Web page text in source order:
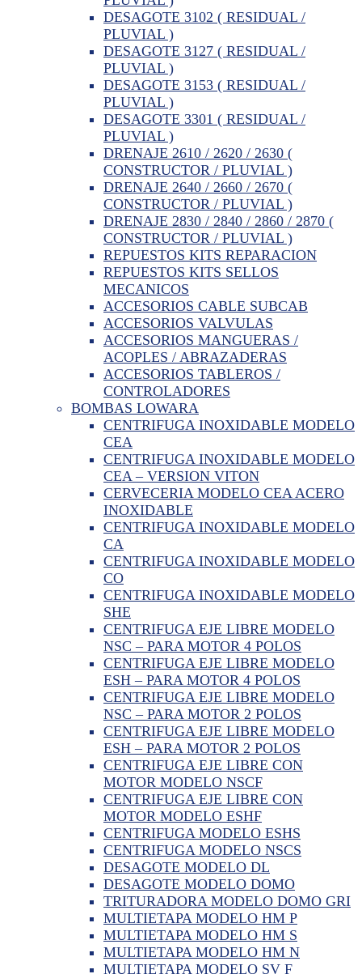
DESAGOTE 3102 ( RESIDUAL /
PLUVIAL )
DESAGOTE 3127 ( RESIDUAL /
PLUVIAL )
DESAGOTE 3153 ( RESIDUAL /
PLUVIAL )
DESAGOTE 3301 ( RESIDUAL /
PLUVIAL )
DRENAJE 2610 / 2620 / 2630 (
CONSTRUCTOR / PLUVIAL )
DRENAJE 2640 / 2660 / 2670 (
CONSTRUCTOR / PLUVIAL )
DRENAJE 2830 / 2840 / 2860 / 2870 (
CONSTRUCTOR / PLUVIAL )
REPUESTOS KITS REPARACION
REPUESTOS KITS SELLOS
MECANICOS
ACCESORIOS CABLE SUBCAB
ACCESORIOS VALVULAS
ACCESORIOS MANGUERAS /
ACOPLES / ABRAZADERAS
ACCESORIOS TABLEROS /
CONTROLADORES
BOMBAS LOWARA
CENTRIFUGA INOXIDABLE MODELO
CEA
CENTRIFUGA INOXIDABLE MODELO
CEA – VERSION VITON
CERVECERIA MODELO CEA ACERO
INOXIDABLE
CENTRIFUGA INOXIDABLE MODELO
CA
CENTRIFUGA INOXIDABLE MODELO
CO
CENTRIFUGA INOXIDABLE MODELO
SHE
CENTRIFUGA EJE LIBRE MODELO
NSC – PARA MOTOR 4 POLOS
CENTRIFUGA EJE LIBRE MODELO
ESH – PARA MOTOR 4 POLOS
CENTRIFUGA EJE LIBRE MODELO
NSC – PARA MOTOR 2 POLOS
CENTRIFUGA EJE LIBRE MODELO
ESH – PARA MOTOR 2 POLOS
CENTRIFUGA EJE LIBRE CON
MOTOR MODELO NSCF
CENTRIFUGA EJE LIBRE CON
MOTOR MODELO ESHF
CENTRIFUGA MODELO ESHS
CENTRIFUGA MODELO NSCS
DESAGOTE MODELO DL
DESAGOTE MODELO DOMO
TRITURADORA MODELO DOMO GRI
MULTIETAPA MODELO HM P
MULTIETAPA MODELO HM S
MULTIETAPA MODELO HM N
MULTIETAPA MODELO SV F